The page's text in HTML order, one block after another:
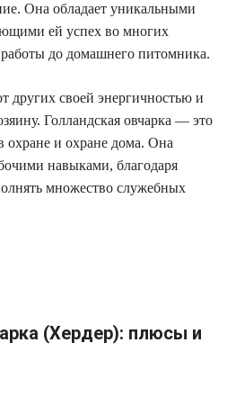
Она обладает уникальными
ей успех во многих
до домашнего питомника.
других своей энергичностью и
Голландская овчарка — это
охране и охране дома. Она
навыками, благодаря
множество служебных
(Хердер): плюсы и